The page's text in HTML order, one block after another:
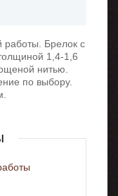
работы. Брелок с
1,4-1,6
нитью.
по выбору.